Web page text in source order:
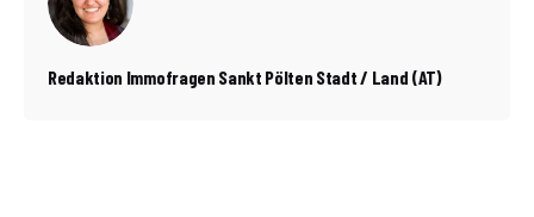
Redaktion Immofragen Sankt Pölten Stadt / Land (AT)